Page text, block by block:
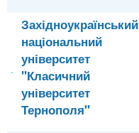
Західноукраїнський
національний
університет
"Класичний
університет
Тернополя"